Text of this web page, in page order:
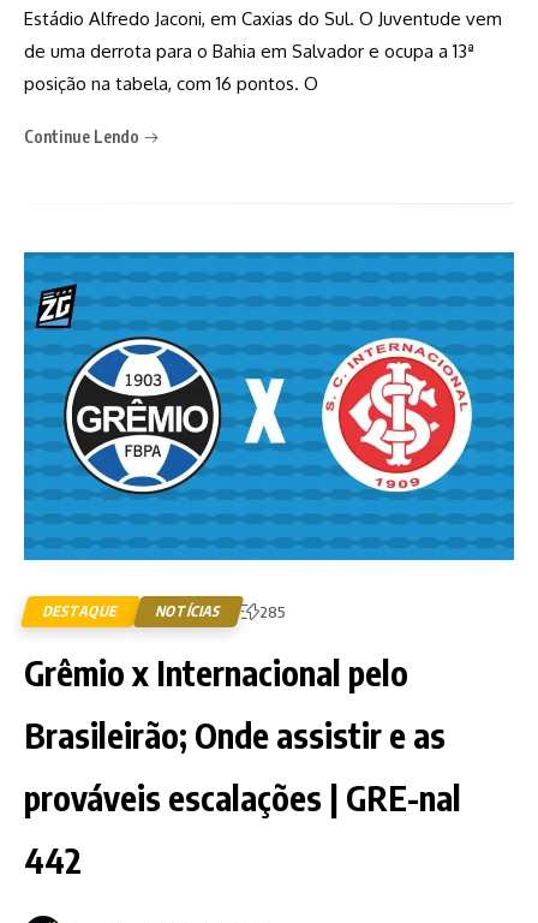
Estádio Alfredo Jaconi, em Caxias do Sul. O Juventude vem
de uma derrota para o Bahia em Salvador e ocupa a 13ª
posição na tabela, com 16 pontos. O
Continue Lendo
DESTAQUE NOTÍCIAS 285
Grêmio x Internacional pelo
Brasileirão; Onde assistir e as
prováveis escalações | GRE-nal
442